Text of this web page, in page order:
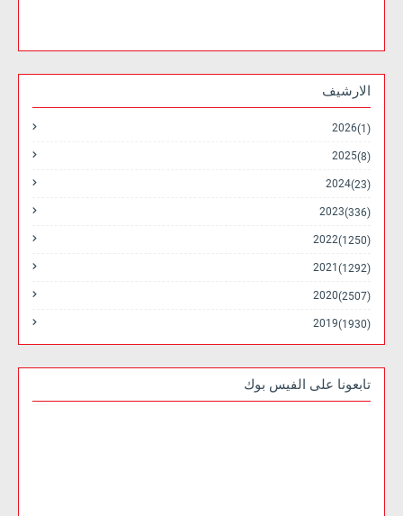
الارشيف
2026 (1)
2025 (8)
2024 (23)
2023 (336)
2022 (1250)
2021 (1292)
2020 (2507)
2019 (1930)
تابعونا على الفيس بوك